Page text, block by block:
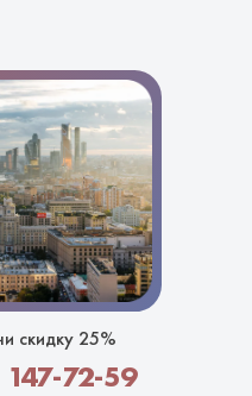
72-59
скидку 25%